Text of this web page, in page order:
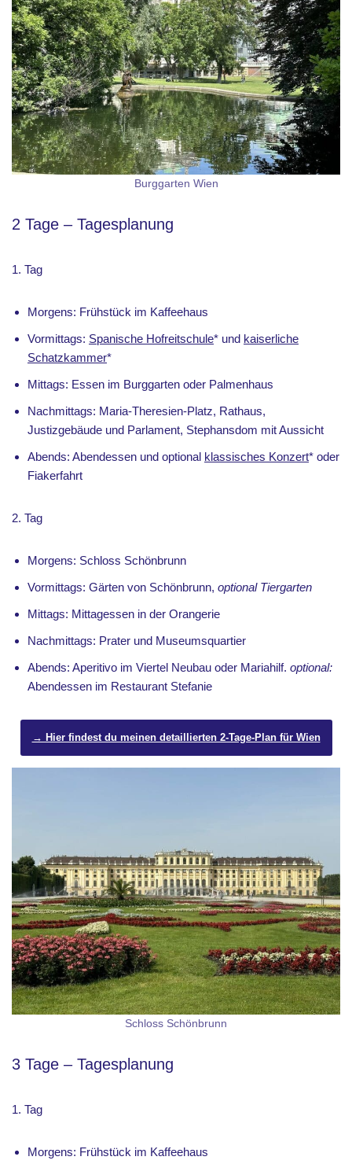
Burggarten Wien
2 Tage – Tagesplanung
1. Tag
Morgens: Frühstück im Kaffeehaus
Vormittags: Spanische Hofreitschule* und kaiserliche
Schatzkammer*
Mittags: Essen im Burggarten oder Palmenhaus
Nachmittags: Maria-Theresien-Platz, Rathaus,
Justizgebäude und Parlament, Stephansdom mit Aussicht
Abends: Abendessen und optional klassisches Konzert* oder
Fiakerfahrt
2. Tag
Morgens: Schloss Schönbrunn
Vormittags: Gärten von Schönbrunn, optional Tiergarten
Mittags: Mittagessen in der Orangerie
Nachmittags: Prater und Museumsquartier
Abends: Aperitivo im Viertel Neubau oder Mariahilf. optional:
Abendessen im Restaurant Stefanie
→ Hier findest du meinen detaillierten 2-Tage-Plan für Wien
Schloss Schönbrunn
3 Tage – Tagesplanung
1. Tag
Morgens: Frühstück im Kaffeehaus